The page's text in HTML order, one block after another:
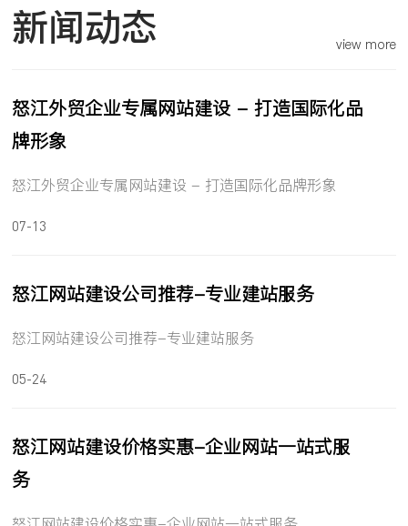
新闻动态 view more
怒江外贸企业专属网站建设 - 打造国际化品
牌形象
怒江外贸企业专属网站建设 - 打造国际化品牌形象
07-13
怒江网站建设公司推荐-专业建站服务
怒江网站建设公司推荐-专业建站服务
05-24
怒江网站建设价格实惠-企业网站一站式服
务